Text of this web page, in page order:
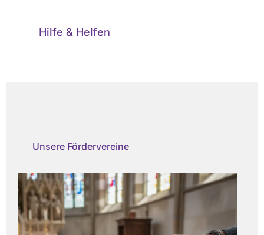
Hilfe & Helfen
Unsere Fördervereine